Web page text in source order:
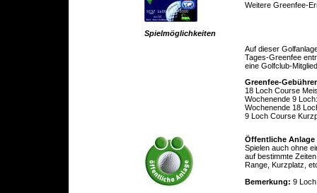
Weitere Greenfee-
Spielmöglichkeiten
Auf dieser
Tages-Greenfee
eine Golfclub-
Greenfee-
18 Loch Course
Wochenende 9
Wochenende 18
9 Loch Course
Öffentliche Anlage
Spielen auch ohne
auf bestimmte
Range, Kurzplatz,
Bemerkung: 9